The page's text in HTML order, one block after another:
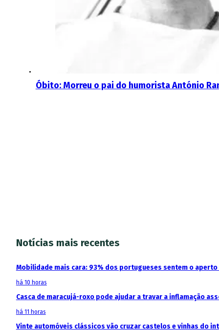
Óbito: Morreu o pai do humorista António
Notícias mais recentes
Mobilidade mais cara: 93% dos portugueses sentem o
há 10 horas
Casca de maracujá-roxo pode ajudar a travar a inflamação
há 11 horas
Vinte automóveis clássicos vão cruzar castelos e vinhas do